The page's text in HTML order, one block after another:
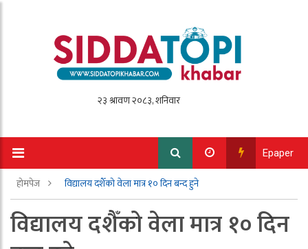
Epaper
होमपेज विद्यालय दशैँको वेला मात्र १० दिन बन्द हुने
विद्यालय दशैँको वेला मात्र १० दिन